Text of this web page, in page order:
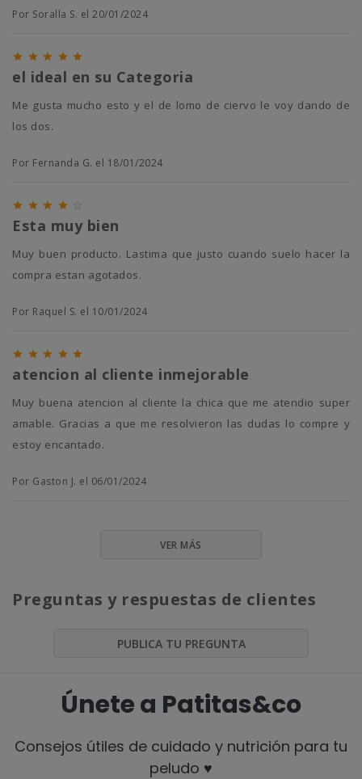
Por Soralla S. el 20/01/2024
    
el ideal en su Categoria
Me gusta mucho esto y el de lomo de ciervo le voy dando de
los dos.
Por Fernanda G. el 18/01/2024
   
Esta muy bien
Muy buen producto. Lastima que justo cuando suelo hacer la
compra estan agotados.
Por Raquel S. el 10/01/2024
    
atencion al cliente inmejorable
Muy buena atencion al cliente la chica que me atendio super
amable. Gracias a que me resolvieron las dudas lo compre y
estoy encantado.
Por Gaston J. el 06/01/2024
VER MÁS
Preguntas y respuestas de clientes
PUBLICA TU PREGUNTA
Únete a Patitas&co
Consejos útiles de cuidado y nutrición para tu
peludo ♥️